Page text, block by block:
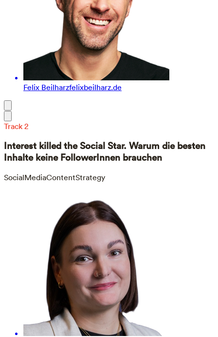
Felix Beilharzfelixbeilharz.de
Track 2
Interest killed the Social Star. Warum die besten
Inhalte keine FollowerInnen brauchen
SocialMediaContentStrategy